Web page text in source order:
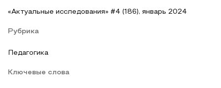
«Актуальные исследования» #4 (186), январь 2024
Рубрика
Педагогика
Ключевые слова